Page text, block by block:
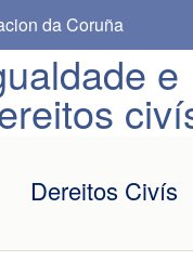
da Coruña
e
Dereitos Civís